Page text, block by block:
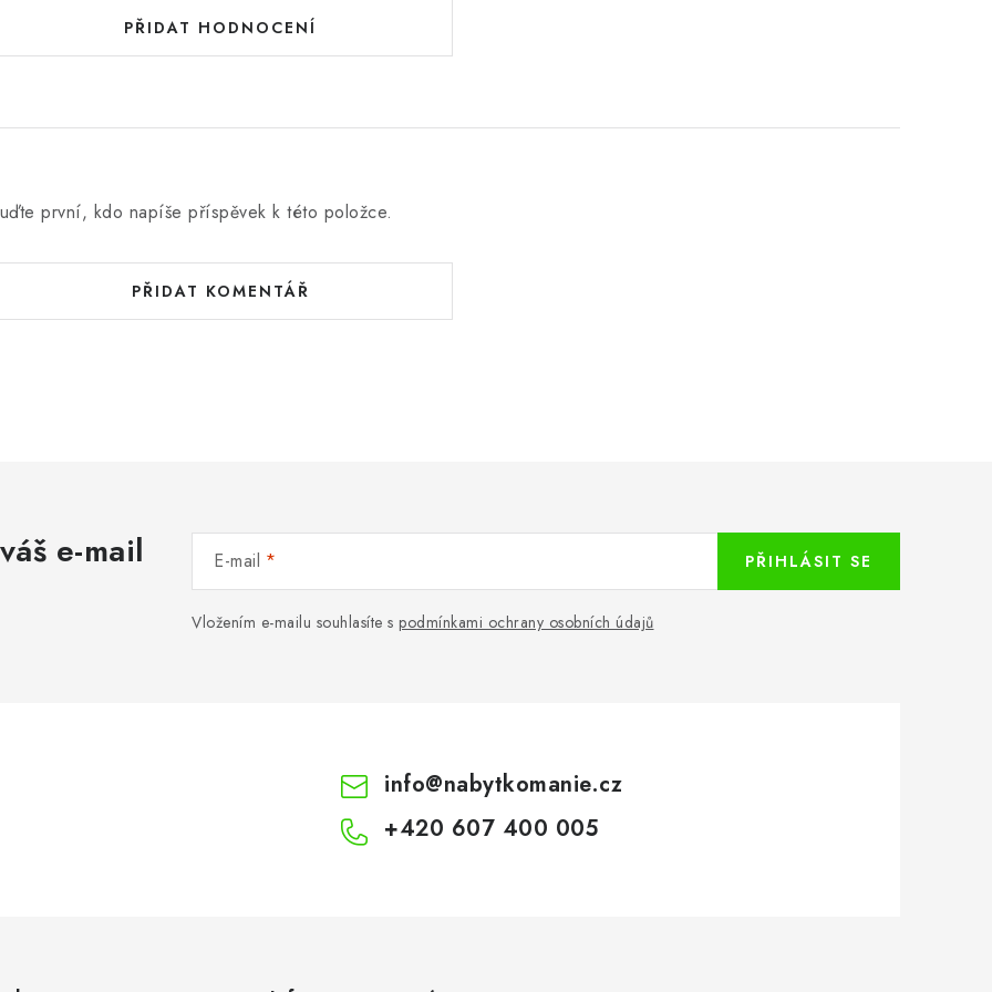
PŘIDAT HODNOCENÍ
první, kdo napíše příspěvek k této položce.
PŘIDAT KOMENTÁŘ
e-mail E-mail
Vložením e-mailu souhlasíte s podmínkami ochrany osobních údajů
PŘIHLÁSIT SE
info@nabytkomanie.cz
+420 607 400 005